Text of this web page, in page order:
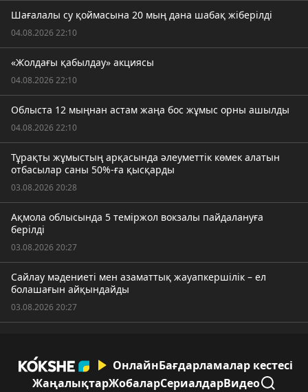
Шағалалы су қоймасына 20 мың дана шабақ жіберілді
04.08.2026 22:10
«Жолдағы қабылдау» акциясы
04.08.2026 22:10
Облыста 12 мыңнан астам жаңа бос жұмыс орны ашылды
04.08.2026 22:10
Тұрақты жұмыстың арқасында әлеуметтік көмек алатын
отбасылар саны 50%-ға қысқарды
03.08.2026 20:28
Ақмола облысында 5 теміржол вокзалы пайдалануға
берілді
03.08.2026 20:27
Сайлау мәдениеті мен азаматтық жауапкершілік – ел
болашағын айқындайды
03.08.2026 20:27
ОнлайнБағдарламалар кестесі
ЖаңалықтарЖобаларСериалдарВидео